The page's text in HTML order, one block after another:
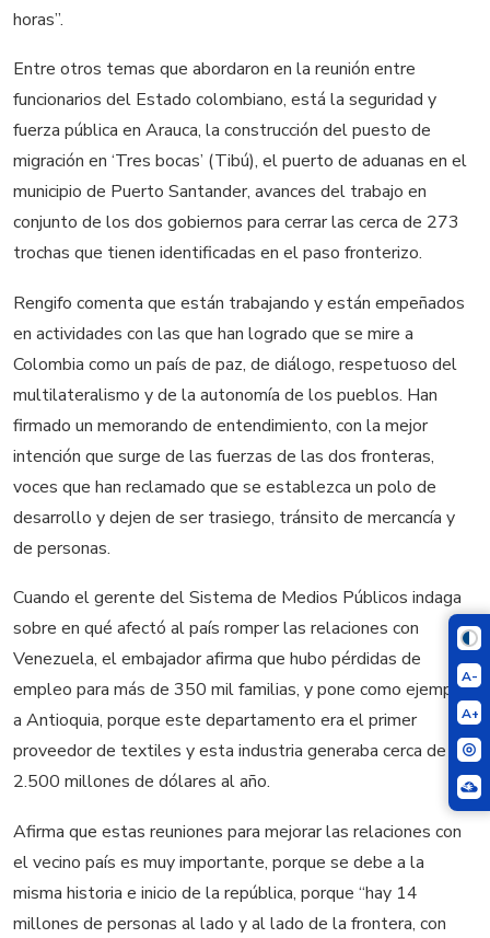
A-
A+
horas”.
Entre otros temas que abordaron en la reunión entre
funcionarios del Estado colombiano, está la seguridad y
fuerza pública en Arauca, la construcción del puesto de
migración en ‘Tres bocas’ (Tibú), el puerto de aduanas en el
municipio de Puerto Santander, avances del trabajo en
conjunto de los dos gobiernos para cerrar las cerca de 273
trochas que tienen identificadas en el paso fronterizo.
Rengifo comenta que están trabajando y están empeñados
en actividades con las que han logrado que se mire a
Colombia como un país de paz, de diálogo, respetuoso del
multilateralismo y de la autonomía de los pueblos. Han
firmado un memorando de entendimiento, con la mejor
intención que surge de las fuerzas de las dos fronteras,
voces que han reclamado que se establezca un polo de
desarrollo y dejen de ser trasiego, tránsito de mercancía y
de personas.
Cuando el gerente del Sistema de Medios Públicos indaga
sobre en qué afectó al país romper las relaciones con
Venezuela, el embajador afirma que hubo pérdidas de
empleo para más de 350 mil familias, y pone como ejemplo
a Antioquia, porque este departamento era el primer
proveedor de textiles y esta industria generaba cerca de
2.500 millones de dólares al año.
Afirma que estas reuniones para mejorar las relaciones con
el vecino país es muy importante, porque se debe a la
misma historia e inicio de la república, porque “hay 14
millones de personas al lado y al lado de la frontera, con